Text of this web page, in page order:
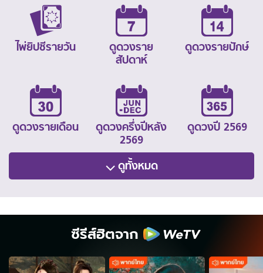
ไพ่ยิปซีรายวัน
ดูดวงราย
สัปดาห์
ดูดวงรายปักษ์
ดูดวงรายเดือน
ดูดวงครึ่งปีหลัง
2569
ดูดวงปี 2569
ดูทั้งหมด
ซีรีส์ฮิตจาก